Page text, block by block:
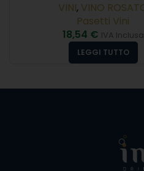
VINI, VINO
Pasetti Vini
18,54 € IVA Inclusa
LEGGI TUTTO